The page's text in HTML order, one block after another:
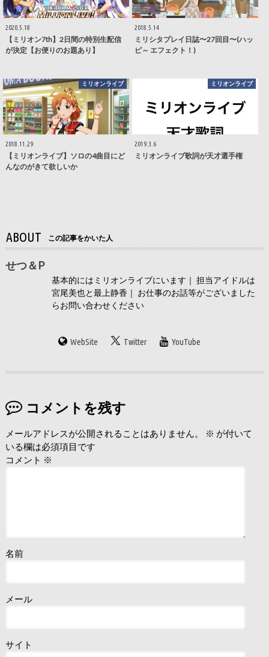
2020.5.18
【ミリオン7th】2日間の特別生配信
が決定【お便りのお題あり】
2018.5.14
ミリシタプレイ日誌〜27回目〜(ハッ
ピ～ エフェクト！)
ミリオンライブ
2018.11.29
【ミリオンライブ】ソロの4曲目にど
んなのがきて欲しいか
ミリオンライブ
2019.3.6
ミリオンライブ歌詞が天才選手権
ABOUT この記事をかいた人
せつ＆P
基本的にはミリオンライブにいます｜ 担当アイドルは
宮尾美也と最上静香｜ お仕事のお話等がございました
らお問い合わせください
WebSite Twitter YouTube
コメントを残す
メールアドレスが公開されることはありません。 ※ が付いて
いる欄は必須項目です
コメント ※
名前
メール
サイト